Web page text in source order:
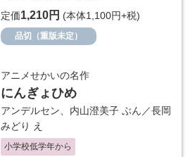
定価1,210円 (本体1,100円+税)
品切（重版未定）
アニメせかいの名作
にんぎょひめ
アンデルセン 内山澄美子 ぶん／長岡
みどり え
小学校低学年から